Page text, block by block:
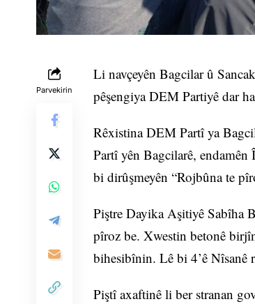
Parvekirin
Li navçeyên Bagcilar û
pêşengiya DEM Partiyê dar
Rêxistina DEM Partî ya
Partî yên Bagcilarê,
bi dirûşmeyên “Rojbûna te
Piştre Dayika Aşitiyê Sabîha
pîroz be. Xwestin betonê
bihesibînin. Lê bi 4’ê Nîsanê
Piştî axaftinê li ber stranan